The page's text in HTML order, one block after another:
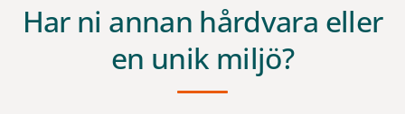
Har ni annan hårdvara eller
en unik miljö?